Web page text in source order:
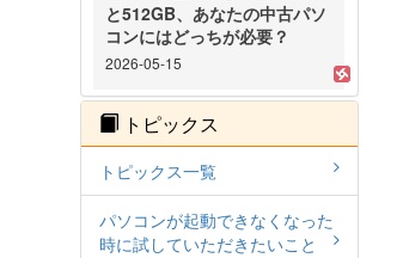
と512GB、あなたの中古パソ
コンにはどっちが必要？
2026-05-15
トピックス
トピックス一覧
パソコンが起動できなくなった
時に試していただきたいこと